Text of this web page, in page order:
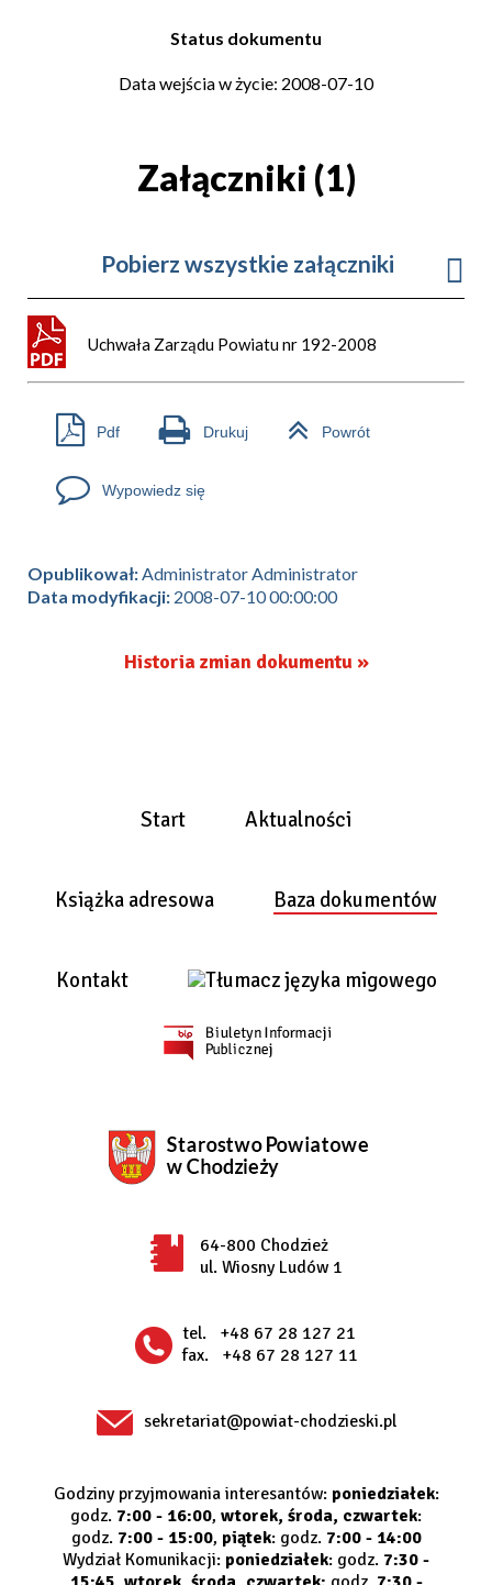
Status dokumentu
Data wejścia w życie: 2008-07-10
Załączniki (1)
Pobierz wszystkie załączniki
Uchwała Zarządu Powiatu nr 192-2008
Pdf Drukuj Powrót
Wypowiedz się
Opublikował:Administrator Administrator
Data modyfikacji: 2008-07-10 00:00:00
Historia zmian dokumentu »
Start Aktualności
Książka adresowa Baza dokumentów
Kontakt
64-800 Chodzież
ul. Wiosny Ludów 1
tel.
+48 67 28 127 21
fax.
+48 67 28 127 11
sekretariat@powiat-chodzieski.pl
Godziny przyjmowania interesantów: poniedziałek:
godz. 7:00 - 16:00, wtorek, środa, czwartek:
godz. 7:00 - 15:00, piątek: godz. 7:00 - 14:00
Wydział Komunikacji: poniedziałek: godz. 7:30 -